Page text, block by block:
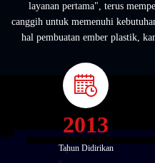
layanan pertama", terus
canggih untuk memenuhi
hal pembuatan ember plastik,
2013
Tahun Didirikan